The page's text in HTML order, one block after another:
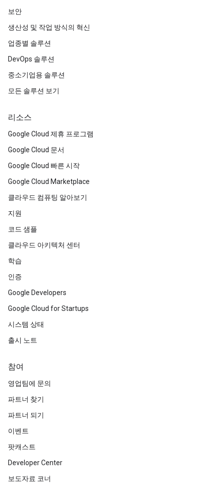
보안
생산성 및 작업 방식의 혁신
업종별 솔루션
DevOps 솔루션
중소기업용 솔루션
모든 솔루션 보기
리소스
Google Cloud 제휴 프로그램
Google Cloud 문서
Google Cloud 빠른 시작
Google Cloud Marketplace
클라우드 컴퓨팅 알아보기
지원
코드 샘플
클라우드 아키텍처 센터
학습
인증
Google Developers
Google Cloud for Startups
시스템 상태
출시 노트
참여
영업팀에 문의
파트너 찾기
파트너 되기
이벤트
팟캐스트
Developer Center
보도자료 코너